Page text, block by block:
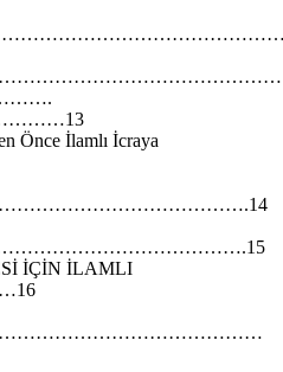
Önce İlamlı İcraya
İÇİN İLAMLI